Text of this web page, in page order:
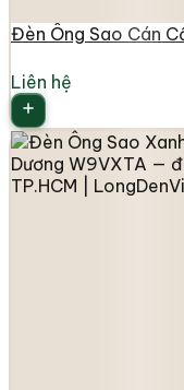
Đèn Ông Sao Cán
Liên hệ